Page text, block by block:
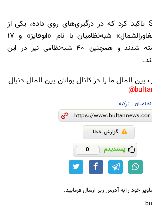
در پایان بیانیه، SDF تاکید کرد که در درگیری‌های روی داده، یکی از
فرماندهان تیپ «مغاورالشمال» شبه‌نظامیان با نام «ابوفایز» و ۱۷
شبه‌نظامی دیگر کشته شدند و همچنین ۴۰ شبه‌نظامی نیز در این
الملل ما را در کانال بولتن بین الملل دنبال
، ترکیه
گزارش خطا
پسندیدم 0
خود را به آدرس زیر ارسال فرمایید.